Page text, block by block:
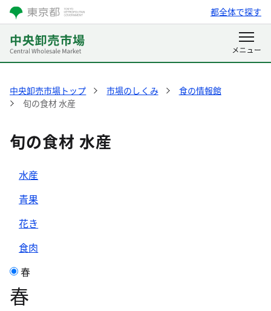
都全体で探す
中央卸売市場トップ 市場のしくみ
食の情報館
旬の食材 水産
旬の食材 水産
水産
青果
花き
食肉
春
春